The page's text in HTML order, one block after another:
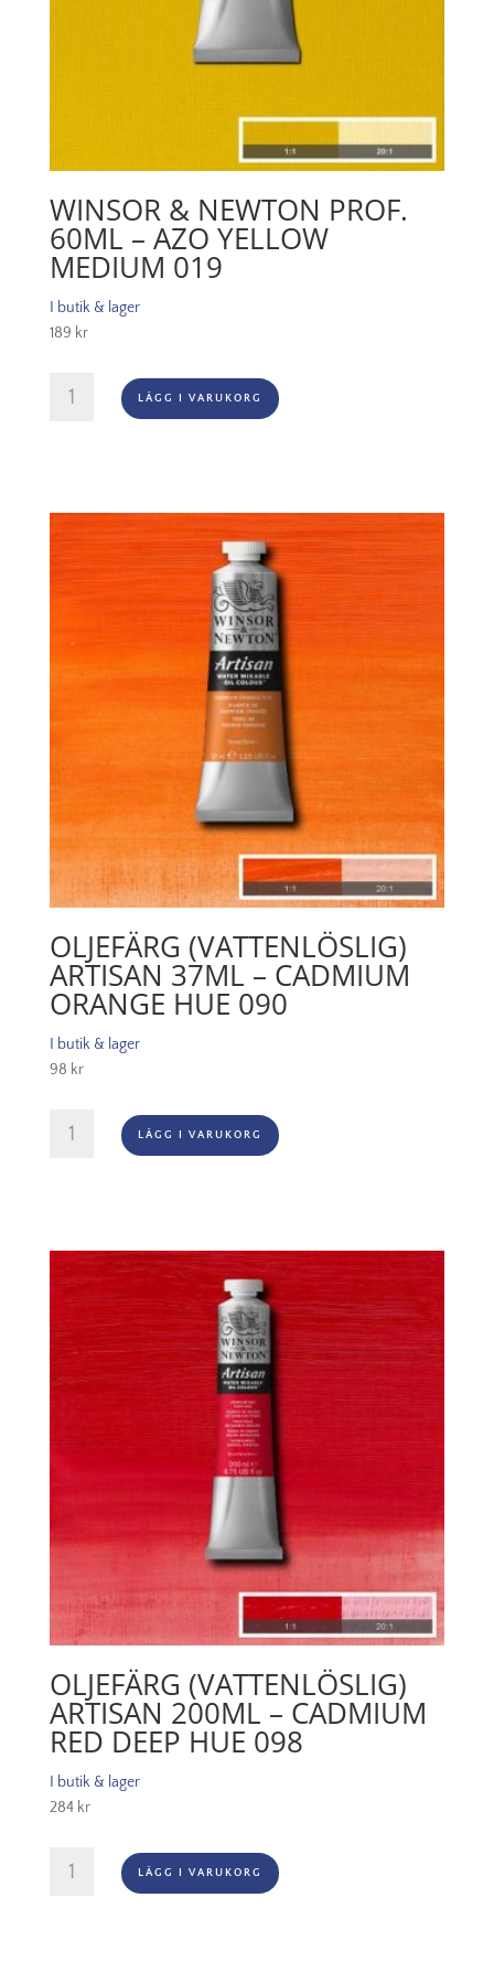
WINSOR & NEWTON PROF.
60ML – AZO YELLOW
MEDIUM 019
I butik & lager
189 kr
-
LÄGG I VARUKORG
OLJEFÄRG (VATTENLÖSLIG)
ARTISAN 37ML – CADMIUM
ORANGE HUE 090
I butik & lager
98 kr
Oljefärg
(vattenlöslig)
Cadmium
hue
mängd
LÄGG I VARUKORG
OLJEFÄRG (VATTENLÖSLIG)
ARTISAN 200ML – CADMIUM
RED DEEP HUE 098
I butik & lager
284 kr
(vattenlöslig)
LÄGG I VARUKORG